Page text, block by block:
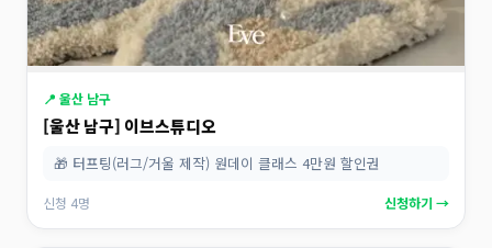
📍 울산 남구
[울산 남구] 이브스튜디오
🎁 터프팅(러그/거울 제작) 원데이 클래스 4만원 할인권
신청 4명 신청하기 →